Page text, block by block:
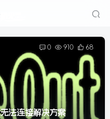
法连接解决方案
0 910 68